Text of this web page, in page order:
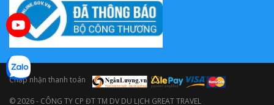
Chấp nhận thanh toán
© 2026 - CÔNG TY CP ĐT TM DV DU LỊCH GREAT TRAVEL
0909398655